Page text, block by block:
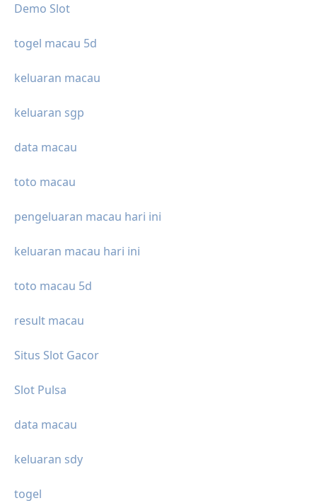
Demo Slot
togel macau 5d
keluaran macau
keluaran sgp
data macau
toto macau
pengeluaran macau hari ini
keluaran macau hari ini
toto macau 5d
result macau
Situs Slot Gacor
Slot Pulsa
data macau
keluaran sdy
togel